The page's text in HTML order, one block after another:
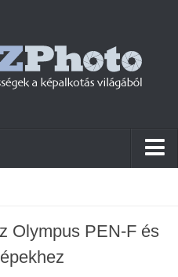
Olympus PEN-F és